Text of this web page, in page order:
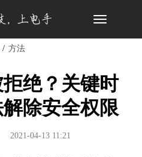
Toggle
方法
绝？关键时
除安全权限
2021-04-13 11:21